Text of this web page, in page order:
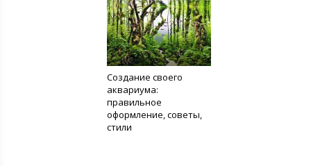
Создание своего
аквариума:
правильное
оформление, советы,
стили